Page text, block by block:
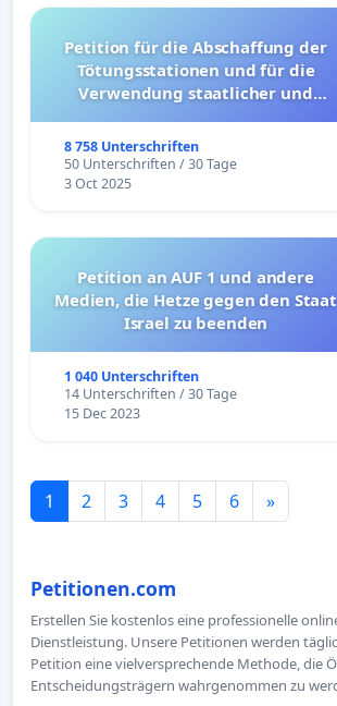
Petition für die Abschaffung der
Tötungsstationen und für die
Verwendung staatlicher und
8 758 Unterschriften
50 Unterschriften / 30 Tage
3 Oct 2025
Petition an AUF 1 und andere
Medien, die Hetze gegen den Staat
Israel zu beenden
1 040 Unterschriften
14 Unterschriften / 30 Tage
15 Dec 2023
1 2 3 4 5 6 »
Petitionen.com
Erstellen Sie kostenlos eine professionelle
Dienstleistung. Unsere Petitionen werden
Petition eine vielversprechende Methode, die
Entscheidungsträgern wahrgenommen zu